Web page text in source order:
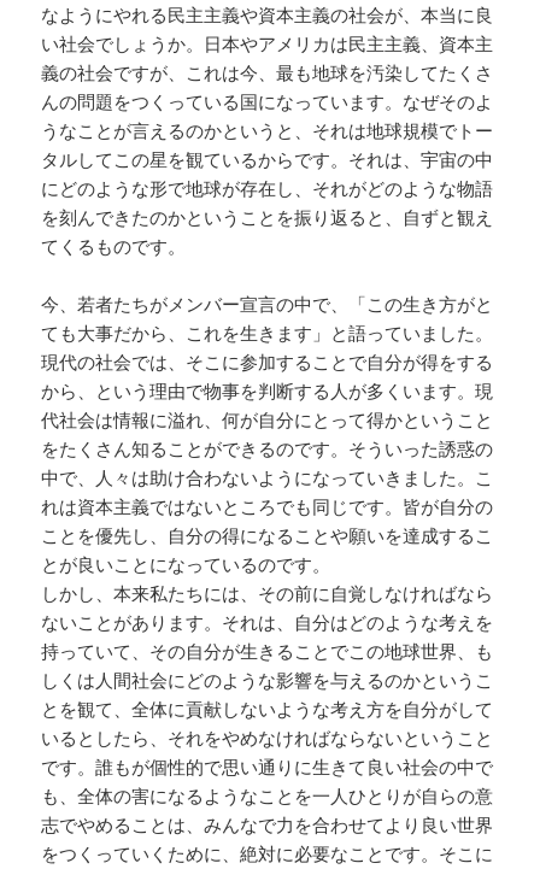
なようにやれる民主主義や資本主義の社会が、本当に良
い社会でしょうか。日本やアメリカは民主主義、資本主
義の社会ですが、これは今、最も地球を汚染してたくさ
んの問題をつくっている国になっています。なぜそのよ
うなことが言えるのかというと、それは地球規模でトー
タルしてこの星を観ているからです。それは、宇宙の中
にどのような形で地球が存在し、それがどのような物語
を刻んできたのかということを振り返ると、自ずと観え
てくるものです。
今、若者たちがメンバー宣言の中で、「この生き方がと
ても大事だから、これを生きます」と語っていました。
現代の社会では、そこに参加することで自分が得をする
から、という理由で物事を判断する人が多くいます。現
代社会は情報に溢れ、何が自分にとって得かということ
をたくさん知ることができるのです。そういった誘惑の
中で、人々は助け合わないようになっていきました。こ
れは資本主義ではないところでも同じです。皆が自分の
ことを優先し、自分の得になることや願いを達成するこ
とが良いことになっているのです。
しかし、本来私たちには、その前に自覚しなければなら
ないことがあります。それは、自分はどのような考えを
持っていて、その自分が生きることでこの地球世界、も
しくは人間社会にどのような影響を与えるのかというこ
とを観て、全体に貢献しないような考え方を自分がして
いるとしたら、それをやめなければならないということ
です。誰もが個性的で思い通りに生きて良い社会の中で
も、全体の害になるようなことを一人ひとりが自らの意
志でやめることは、みんなで力を合わせてより良い世界
をつくっていくために、絶対に必要なことです。そこに